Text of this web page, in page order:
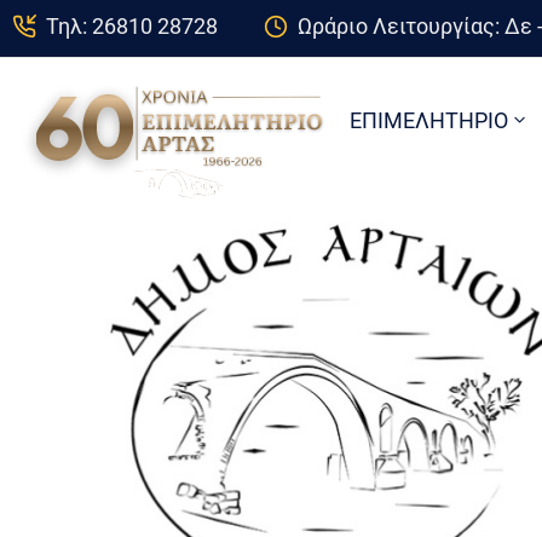
Τηλ: 26810 28728 Ωράριο Λειτουργίας:
ΕΠΙΜΕΛΗΤΗΡΙΟ